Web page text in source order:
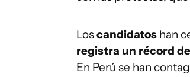
Loscandidatos han
registra un récord
En Perú se han